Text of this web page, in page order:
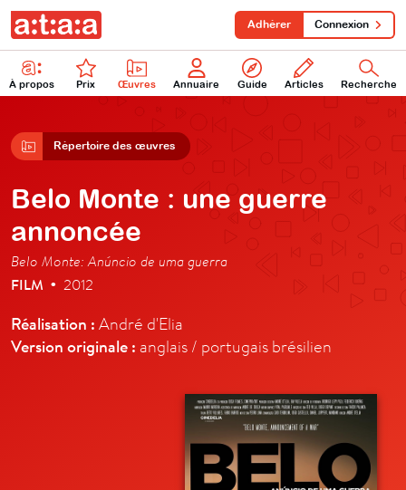
À propos Prix Œuvres Annuaire Guide Articles Recherche
Adhérer Connexion
Répertoire des œuvres
Belo Monte : une guerre
annoncée
Belo Monte: Anúncio de uma guerra
FILM • 2012
Réalisation : André d'Elia
Version originale : anglais / portugais brésilien